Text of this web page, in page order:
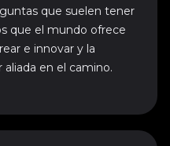
que suelen tener
que el mundo ofrece
e innovar y la
en el camino.